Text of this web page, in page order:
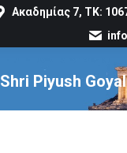
Ακαδημίας 7, ΤΚ:
Shri Piyush Goyal
You are